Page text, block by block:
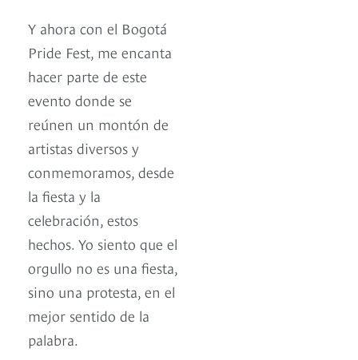
Y ahora con el Bogotá
Pride Fest, me encanta
hacer parte de este
evento donde se
reúnen un montón de
artistas diversos y
conmemoramos, desde
la fiesta y la
celebración, estos
hechos. Yo siento que el
orgullo no es una fiesta,
sino una protesta, en el
mejor sentido de la
palabra.